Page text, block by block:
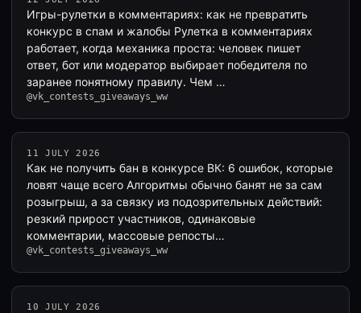
Игры-рулетки в комментариях: как не превратить
конкурс в спам и жалобы Рулетка в комментариях
работает, когда механика проста: человек пишет
ответ, бот или модератор выбирает победителя по
заранее понятному правилу. Чем …
@vk_contests_giveaways_ww
11 JULY 2026
Как не получить бан в конкурсе ВК: 6 ошибок, которые
ловят чаще всего Алгоритмы обычно банят не за сам
розыгрыш, а за связку из подозрительных действий:
резкий прирост участников, одинаковые
комментарии, массовые репосты…
@vk_contests_giveaways_ww
10 JULY 2026